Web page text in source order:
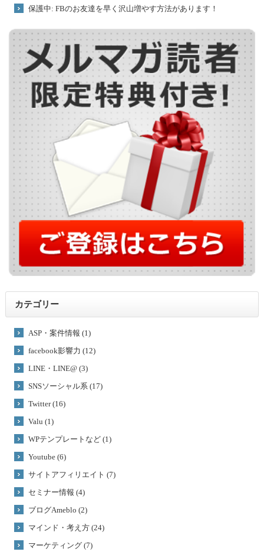
保護中: FBのお友達を早く沢山増やす方法があります！
カテゴリー
ASP・案件情報 (1)
facebook影響力 (12)
LINE・LINE@ (3)
SNSソーシャル系 (17)
Twitter (16)
Valu (1)
WPテンプレートなど (1)
Youtube (6)
サイトアフィリエイト (7)
セミナー情報 (4)
ブログAmeblo (2)
マインド・考え方 (24)
マーケティング (7)